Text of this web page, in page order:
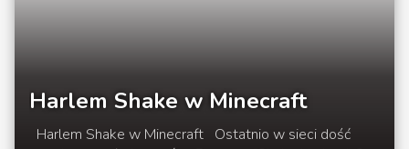
Harlem Shake w Minecraft
Harlem Shake w Minecraft Ostatnio w sieci dość